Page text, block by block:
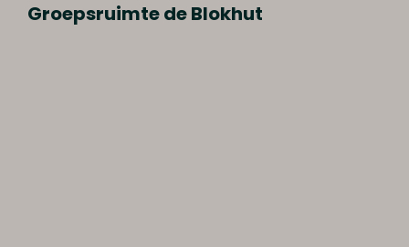
Groepsruimte de Blokhut